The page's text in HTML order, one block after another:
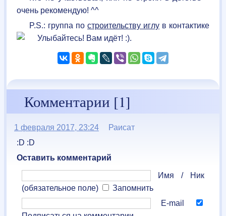
очень рекомендую! ^^
P.S.: группа по строительству иглу в контактике
.
Комментарии [1]
1 февраля 2017, 23:24
Раисат
:D :D
Оставить комментарий
Имя / Ник
(обязательное поле)
Запомнить
E-mail